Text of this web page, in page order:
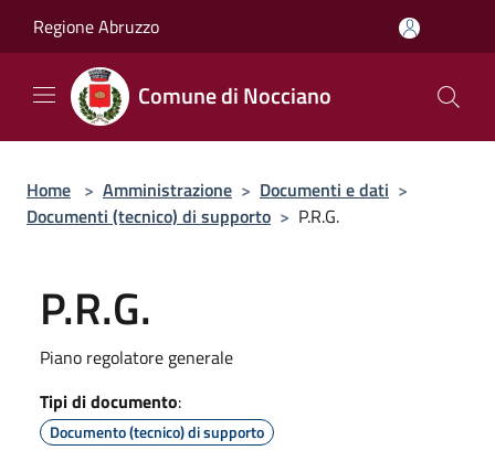
Regione Abruzzo
Comune di Nocciano
Home > Amministrazione > Documenti e dati >
Documenti (tecnico) di supporto > P.R.G.
P.R.G.
Piano regolatore generale
Tipi di documento:
Documento (tecnico) di supporto